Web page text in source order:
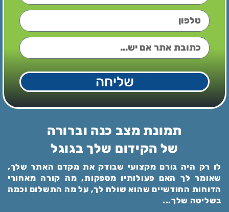
שליחה
תמונת מצב כנה וברורה
של הקידום שלך בגוגל
לו רק היה גורם מקצועי שבודק את מקדם האתר שלך,
שאומר לך האם פעולותיו מספקות, מה קורה מאחורי
הדוחות החודשיים שהוא שולח לך, על מה התשלום וכמה
בשליטה שלך...